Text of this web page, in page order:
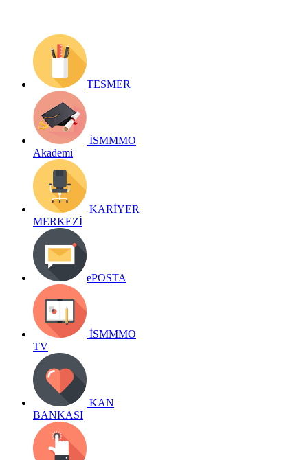
TESMER
İSMMMO
Akademi
KARİYER
MERKEZİ
ePOSTA
İSMMMO
TV
KAN
BANKASI